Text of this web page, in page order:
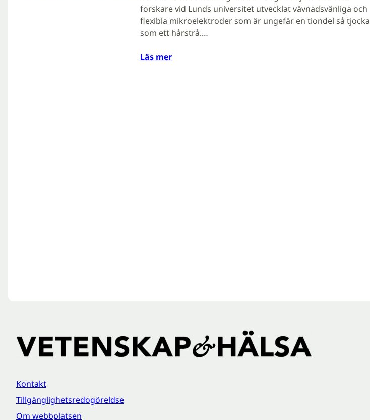
forskare vid Lunds universitet utvecklat vävnadsvänliga och
flexibla mikroelektroder som är ungefär en tiondel så tjocka
som ett hårstrå.…
Läs mer
Kontakt
Tillgänglighetsredogöreldse
Om webbplatsen